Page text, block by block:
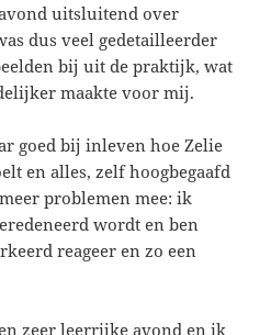
uitsluitend over
dus veel gedetailleerder
bij uit de praktijk, wat
maakte voor mij.
goed bij inleven hoe Zelie
en alles, zelf hoogbegaafd
problemen mee: ik
wordt en ben
reageer en zo een
zeer leerrijke avond en ik